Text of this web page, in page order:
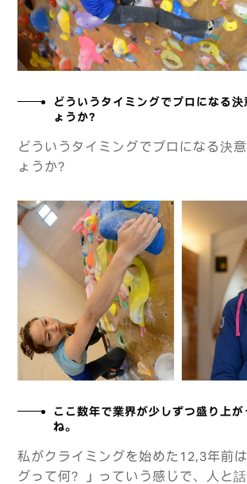
どういうタイミングでプロになる決
ょうか？
どういうタイミングでプロになる決
ょうか？
ここ数年で業界が少しずつ盛り上が
ね。
私がクライミングを始めた12,3年前
グって何？」っていう感じで、人と